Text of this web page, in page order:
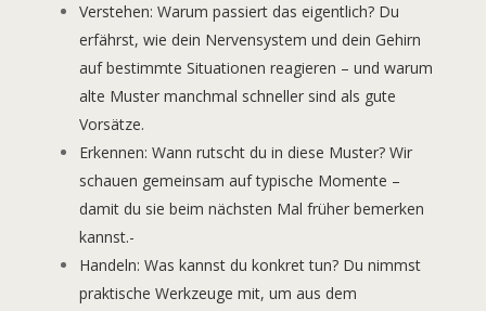
Verstehen: Warum passiert das eigentlich? Du
erfährst, wie dein Nervensystem und dein Gehirn
auf bestimmte Situationen reagieren – und warum
alte Muster manchmal schneller sind als gute
Vorsätze.
Erkennen: Wann rutscht du in diese Muster? Wir
schauen gemeinsam auf typische Momente –
damit du sie beim nächsten Mal früher bemerken
kannst.-
Handeln: Was kannst du konkret tun? Du nimmst
praktische Werkzeuge mit, um aus dem